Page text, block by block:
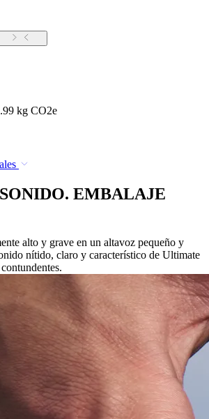
kg CO2e
EMBALAJE
alto y grave en un altavoz pequeño y
nítido, claro y característico de Ultimate